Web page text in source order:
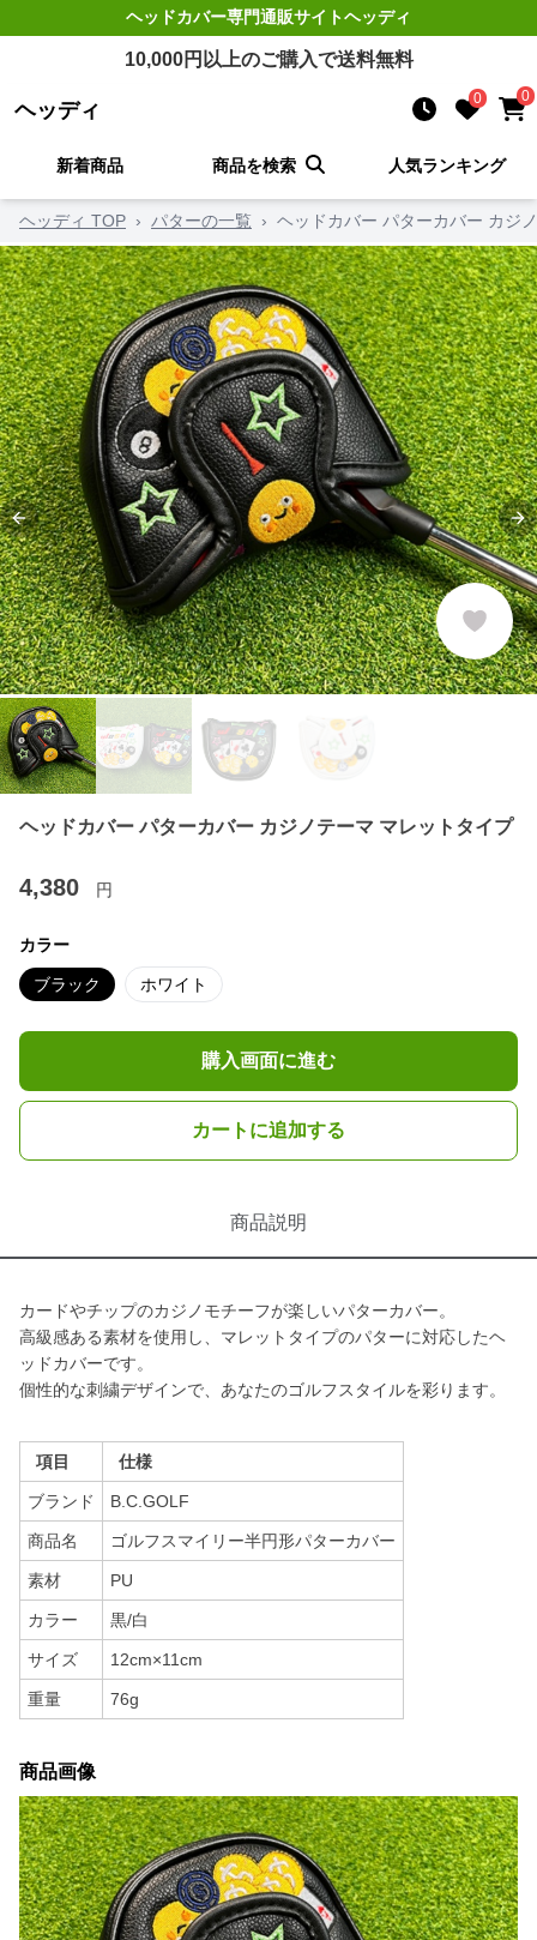
ヘッドカバー専門通販サイトヘッディ
10,000円以上のご購入で送料無料
ヘッディ 0 0
新着商品 商品を検索 人気ランキング
ヘッディ TOP › パターの一覧 › ヘッドカバー パターカバー カジ
Previous slide
ヘッドカバー パターカバー カジノテーマ マレットタイプ
4,380 円
カラー
ブラック ホワイト
購入画面に進む
カートに追加する
商品説明
カードやチップのカジノモチーフが楽しいパターカバー。
高級感ある素材を使用し、マレットタイプのパターに対応したヘ
ッドカバーです。
個性的な刺繍デザインで、あなたのゴルフスタイルを彩ります。
項目 仕様
ブランド B.C.GOLF
商品名 ゴルフスマイリー半円形パターカバー
素材 PU
カラー 黒/白
サイズ 12cm×11cm
重量 76g
商品画像